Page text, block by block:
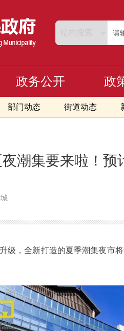
部门动态 街道动态
政务公开 政
夜潮集要来啦！
，全新打造的夏季潮集夜市将